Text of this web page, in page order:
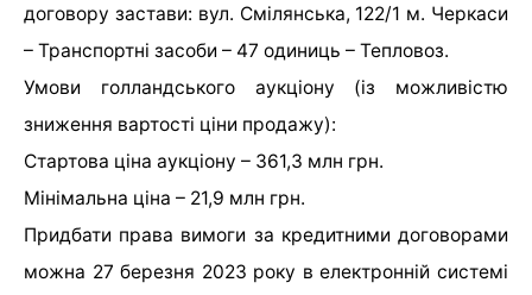
договору застави: вул. Смілянська, 122/1 м. Черкаси
– Транспортні засоби – 47 одиниць – Тепловоз.
Умови голландського аукціону (із можливістю
зниження вартості ціни продажу):
Стартова ціна аукціону – 361,3 млн грн.
Мінімальна ціна – 21,9 млн грн.
Придбати права вимоги за кредитними договорами
можна 27 березня 2023 року в електронній системі